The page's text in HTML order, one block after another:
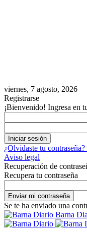
viernes, 7 agosto, 2026
Registrarse
¡Bienvenido! Ingresa en
¿Olvidaste tu
Aviso legal
Recuperación de
Recupera tu contraseña
Se te ha enviado una
Barna